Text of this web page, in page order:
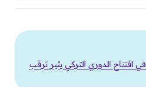
افتتاح الدوري التركي يثير ترقب